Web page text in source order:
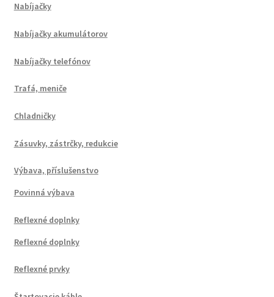
Nabíjačky
Nabíjačky akumulátorov
Nabíjačky telefónov
Trafá, meniče
Chladničky
Zásuvky, zástrčky, redukcie
Výbava, příslušenstvo
Povinná výbava
Reflexné doplnky
Reflexné doplnky
Reflexné prvky